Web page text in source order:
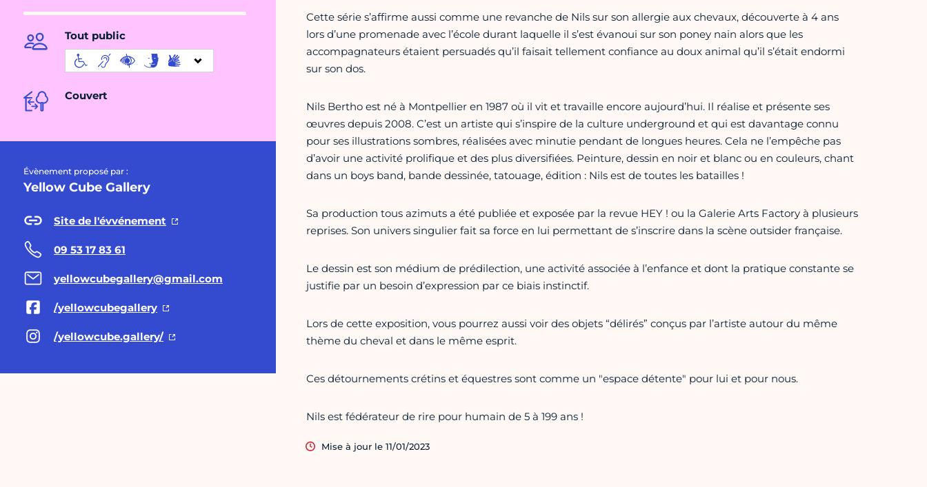
Tout public
Couvert
Évènement proposé par :
Yellow Cube Gallery
Site de l'évvénement
09 53 17 83 61
yellowcubegallery@gmail.com
/yellowcubegallery
/yellowcube.gallery/
Cette série s’affirme aussi comme une revanche de Nils sur son allergie aux chevaux, découverte à 4 ans
lors d’une promenade avec l’école durant laquelle il s’est évanoui sur son poney nain alors que les
accompagnateurs étaient persuadés qu’il faisait tellement confiance au doux animal qu’il s’était endormi
sur son dos.
Nils Bertho est né à Montpellier en 1987 où il vit et travaille encore aujourd’hui. Il réalise et présente ses
œuvres depuis 2008. C’est un artiste qui s’inspire de la culture underground et qui est davantage connu
pour ses illustrations sombres, réalisées avec minutie pendant de longues heures. Cela ne l’empêche pas
d’avoir une activité prolifique et des plus diversifiées. Peinture, dessin en noir et blanc ou en couleurs, chant
dans un boys band, bande dessinée, tatouage, édition : Nils est de toutes les batailles !
Sa production tous azimuts a été publiée et exposée par la revue HEY ! ou la Galerie Arts Factory à plusieurs
reprises. Son univers singulier fait sa force en lui permettant de s’inscrire dans la scène outsider française.
Le dessin est son médium de prédilection, une activité associée à l’enfance et dont la pratique constante se
justifie par un besoin d’expression par ce biais instinctif.
Lors de cette exposition, vous pourrez aussi voir des objets “délirés” conçus par l’artiste autour du même
thème du cheval et dans le même esprit.
Ces détournements crétins et équestres sont comme un "espace détente" pour lui et pour nous.
Nils est fédérateur de rire pour humain de 5 à 199 ans !
Mise à jour le 11/01/2023